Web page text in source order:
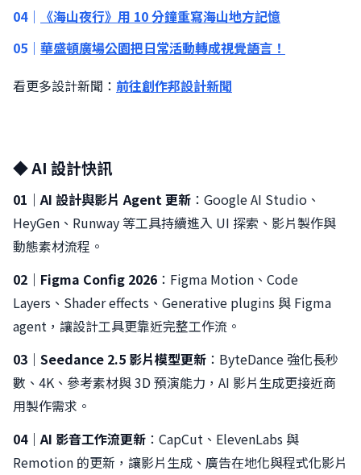
04｜
《海山夜行》用 10 分鐘重寫海山地方記憶
05｜ 華盛頓廣場公園把日常活動轉成視覺語言！
看更多設計新聞： 前往創作邦設計新聞
◆ AI 設計快訊
01｜AI 設計與影片 Agent 更新 ：Google AI Studio、
HeyGen、Runway 等工具持續進入 UI 探索、影片製作與
動態素材流程。
02｜Figma Config 2026 ：Figma Motion、Code
Layers、Shader effects、Generative plugins 與 Figma
agent，讓設計工具更靠近完整工作流。
03｜Seedance 2.5 影片模型更新 ：ByteDance 強化長秒
數、4K、參考素材與 3D 預演能力，AI 影片生成更接近商
用製作需求。
04｜AI 影音工作流更新 ：CapCut、ElevenLabs 與
Remotion 的更新，讓影片生成、廣告在地化與程式化影片